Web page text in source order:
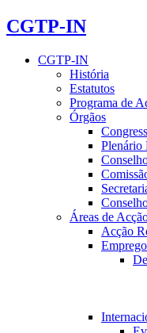
CGTP-IN
CGTP-IN
História
Estatutos
Programa de
Órgãos
Plenário
Áreas de
Acção